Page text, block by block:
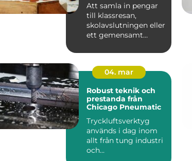
Att samla in pengar
till klassresan,
skolavslutningen eller
ett gemensamt
natu...
04. mar
Robust teknik och
prestanda från
Chicago Pneumatic
Tryckluftsverktyg
används i dag inom
allt från tung industri
och